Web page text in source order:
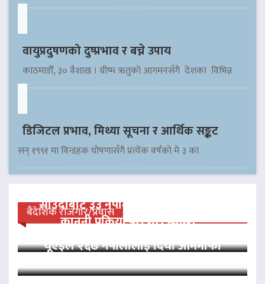
वायुप्रदुषणको दुष्प्रभाव र बच्ने उपाय
काठमाडौँ, ३० वैशाख । ग्रीष्म ऋतुको आगमनसँगै देशका विभिन्न
डिजिटल प्रभाव, मिथ्या सूचना र आर्थिक सङ्कट
सन् १९९१ मा विन्डहक घोषणासँगै प्रत्येक वर्षको मे ३ का
बैदेशिक रोजगार/प्रवास
साउदीबाट ३३ नेपाली कैदीलाई आममाफी,
कानुनी प्रक्रिया पूरा गरी स्वदेश…
यूएईले २६७ नेपालीलाई दियो आममाफी